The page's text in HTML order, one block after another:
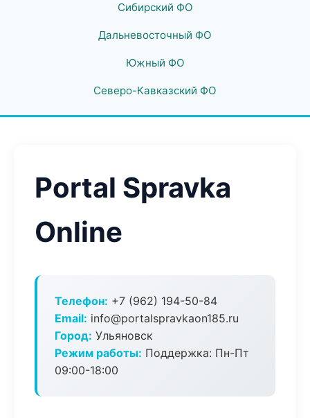
Сибирский ФО
Дальневосточный ФО
Южный ФО
Северо-Кавказский ФО
Portal Spravka
Online
Телефон: +7 (962) 194-50-84
Email: info@portalspravkaon185.ru
Город: Ульяновск
Режим работы: Поддержка: Пн-Пт
09:00-18:00